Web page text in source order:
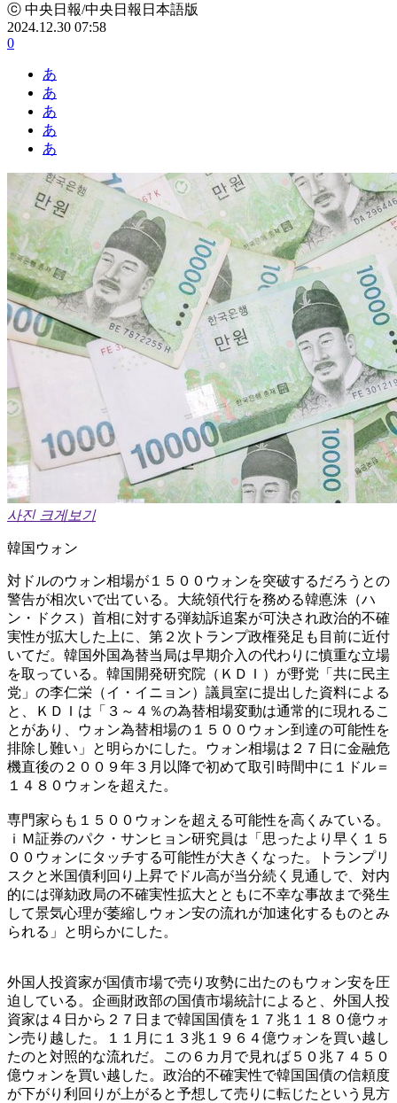
ⓒ 中央日報/中央日報日本語版
2024.12.30 07:58
0
あ
あ
あ
あ
あ
사진 크게보기
韓国ウォン
対ドルのウォン相場が１５００ウォンを突破するだろうとの
警告が相次いで出ている。大統領代行を務める韓悳洙（ハ
ン・ドクス）首相に対する弾劾訴追案が可決され政治的不確
実性が拡大した上に、第２次トランプ政権発足も目前に近付
いてだ。韓国外国為替当局は早期介入の代わりに慎重な立場
を取っている。韓国開発研究院（ＫＤＩ）が野党「共に民主
党」の李仁栄（イ・イニョン）議員室に提出した資料による
と、ＫＤＩは「３～４％の為替相場変動は通常的に現れるこ
とがあり、ウォン為替相場の１５００ウォン到達の可能性を
排除し難い」と明らかにした。ウォン相場は２７日に金融危
機直後の２００９年３月以降で初めて取引時間中に１ドル＝
１４８０ウォンを超えた。
専門家らも１５００ウォンを超える可能性を高くみている。
ｉＭ証券のパク・サンヒョン研究員は「思ったより早く１５
００ウォンにタッチする可能性が大きくなった。トランプリ
スクと米国債利回り上昇でドル高が当分続く見通しで、対内
的には弾劾政局の不確実性拡大とともに不幸な事故まで発生
して景気心理が萎縮しウォン安の流れが加速化するものとみ
られる」と明らかにした。
外国人投資家が国債市場で売り攻勢に出たのもウォン安を圧
迫している。企画財政部の国債市場統計によると、外国人投
資家は４日から２７日まで韓国国債を１７兆１１８０億ウォ
ン売り越した。１１月に１３兆１９６４億ウォンを買い越し
たのと対照的な流れだ。この６カ月で見れば５０兆７４５０
億ウォンを買い越した。政治的不確実性で韓国国債の信頼度
が下がり利回りが上がると予想して売りに転じたという見方